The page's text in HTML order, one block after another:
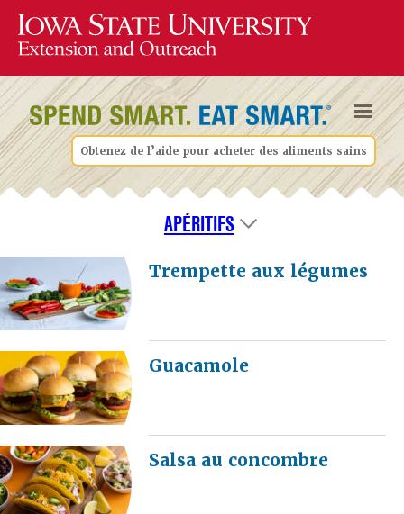
Obtenez de l’aide pour acheter des aliments sains
APÉRITIFS
Trempette aux légumes
Guacamole
Salsa au concombre